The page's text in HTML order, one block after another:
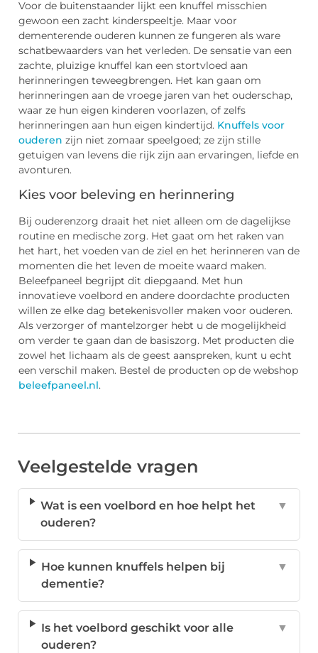
Voor de buitenstaander lijkt een knuffel misschien
gewoon een zacht kinderspeeltje. Maar voor
dementerende ouderen kunnen ze fungeren als ware
schatbewaarders van het verleden. De sensatie van een
zachte, pluizige knuffel kan een stortvloed aan
herinneringen teweegbrengen. Het kan gaan om
herinneringen aan de vroege jaren van het ouderschap,
waar ze hun eigen kinderen voorlazen, of zelfs
herinneringen aan hun eigen kindertijd. Knuffels voor
ouderen zijn niet zomaar speelgoed; ze zijn stille
getuigen van levens die rijk zijn aan ervaringen, liefde en
avonturen.
Kies voor beleving en herinnering
Bij ouderenzorg draait het niet alleen om de dagelijkse
routine en medische zorg. Het gaat om het raken van
het hart, het voeden van de ziel en het herinneren van de
momenten die het leven de moeite waard maken.
Beleefpaneel begrijpt dit diepgaand. Met hun
innovatieve voelbord en andere doordachte producten
willen ze elke dag betekenisvoller maken voor ouderen.
Als verzorger of mantelzorger hebt u de mogelijkheid
om verder te gaan dan de basiszorg. Met producten die
zowel het lichaam als de geest aanspreken, kunt u echt
een verschil maken. Bestel de producten op de webshop
beleefpaneel.nl.
Veelgestelde vragen
Wat is een voelbord en hoe helpt het
ouderen?
▼
Hoe kunnen knuffels helpen bij
dementie?
▼
Is het voelbord geschikt voor alle
ouderen?
▼